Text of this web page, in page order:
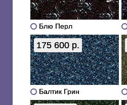
Блю Перл
175 600 р.
Балтик Грин